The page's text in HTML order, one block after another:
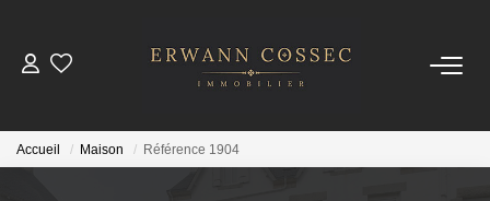
Accueil Maison Référence 1904